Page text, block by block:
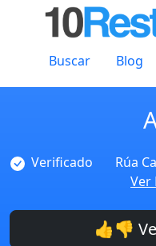
Buscar Blog
Verificado
Rúa
Ver
👍👎